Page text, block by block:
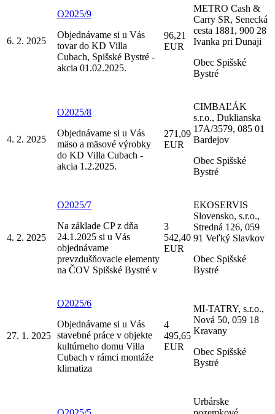
6. 2. 2025
O2025/9
Objednávame si u Vás
tovar do KD Villa
Cubach, Spišské Bystré -
akcia 01.02.2025.
96,21
EUR
METRO Cash &
Carry SR, Senecká
cesta 1881, 900 28
Ivanka pri Dunaji
Obec Spišské
Bystré
4. 2. 2025
O2025/8
Objednávame si u Vás
mäso a mäsové výrobky
do KD Villa Cubach -
akcia 1.2.2025.
271,09
EUR
CIMBAĽÁK
s.r.o., Duklianska
17A/3579, 085 01
Bardejov
Obec Spišské
Bystré
4. 2. 2025
O2025/7
Na základe CP z dňa
24.1.2025 si u Vás
objednávame
prevzdušňovacie elementy
na ČOV Spišské Bystré v
3
542,40
EUR
EKOSERVIS
Slovensko, s.r.o.,
Stredná 126, 059
91 Veľký Slavkov
Obec Spišské
Bystré
27. 1. 2025
O2025/6
Objednávame si u Vás
stavebné práce v objekte
kultúrneho domu Villa
Cubach v rámci montáže
klimatiza
4
495,65
EUR
MI-TATRY, s.r.o.,
Nová 50, 059 18
Kravany
Obec Spišské
Bystré
Urbárske